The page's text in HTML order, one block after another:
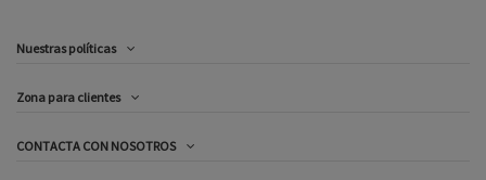
Nuestras políticas
Zona para clientes
CONTACTA CON NOSOTROS